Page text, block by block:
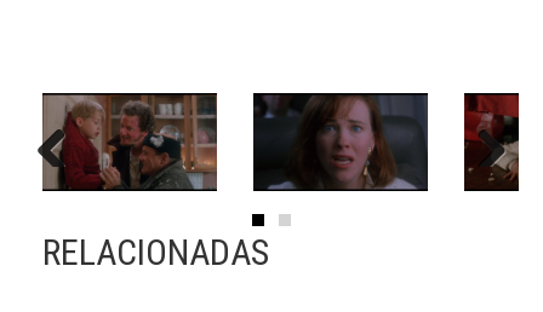
RELACIONADAS